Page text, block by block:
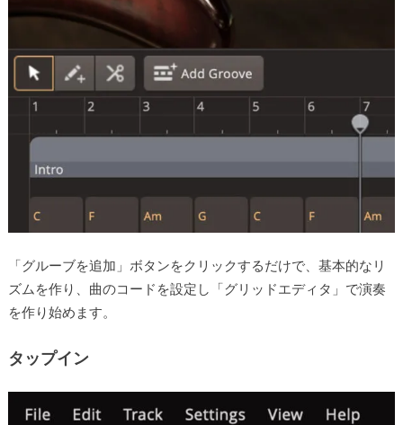
「グルーブを追加」ボタンをクリックするだけで、基本的なリ
ズムを作り、曲のコードを設定し「グリッドエディタ」で演奏
を作り始めます。
タップイン